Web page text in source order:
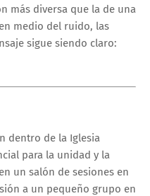
más diversa que la de una
medio del ruido, las
sigue siendo claro:
dentro de la Iglesia
para la unidad y la
un salón de sesiones en
a un pequeño grupo en